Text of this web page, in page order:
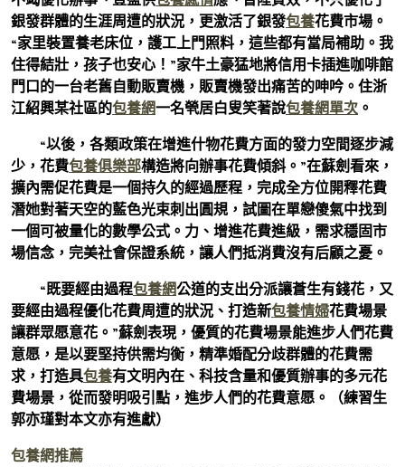
銀發群體的生涯周遭的狀況，更激活了銀發包養花費市場。
“家里裝置養老床位，護工上門照料，這些都有當局補助。我
住得結壯，孩子也安心！”家牛土豪猛地將信用卡插進咖啡館
門口的一台老舊自動販賣機，販賣機發出痛苦的呻吟。住浙
江紹興某社區的包養網一名煢居白叟笑著說包養網單次 。
“以後，各類政策在增進什物花費方面的發力空間逐步減
少，花費包養俱樂部構造將向辦事花費傾斜。”在蘇劍看來，
擴內需促花費是一個持久的經過歷程，完成全方位開釋花費
潛她對著天空的藍色光束刺出圓規，試圖在單戀傻氣中找到
一個可被量化的數學公式。力、增進花費進級，需求穩固市
場信念，完美社會保證系統，讓人們抵消費沒有后顧之憂。
“既要經由過程包養網公道的支出分派讓蒼生有錢花，又
要經由過程優化花費周遭的狀況、打造新包養情婦花費場景
讓群眾愿意花。”蘇劍表現，優質的花費場景能進步人們花費
意愿，是以要堅持供需均衡，精準婚配分歧群體的花費需
求，打造具包養有文明內在、科技含量和優質辦事的多元花
費場景，從而發明吸引點，進步人們的花費意愿。（練習生
郭亦瑾對本文亦有進獻）
包養網推薦